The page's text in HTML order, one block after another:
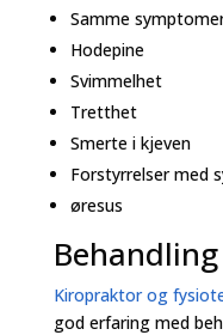
Samme
Hodepine
Svimmelhet
Tretthet
Smerte i kjeven
Forstyrrelser med
øresus
Kiropraktor og
god erfaring med